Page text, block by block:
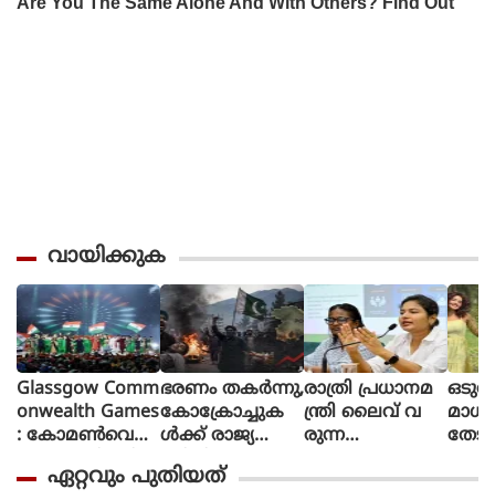
വായിക്കുക
Glassgow Comm
onwealth Games
: കോമൺവെൽ
ഗ്ലാസ്ഗോയിൽ
ഭരണം തകര്‍ന്നു,
കോക്രോച്ചുക
ള്‍ക്ക് രാജ്യത്തെ
മറിച്ചിടാന്‍ ക
ഴിയും:
രാത്രി പ്രധാനമ
ന്ത്രി ലൈവ് വ
രുന്ന
ലീവ് പ്ര
ഏറ്റവും പുതിയത്